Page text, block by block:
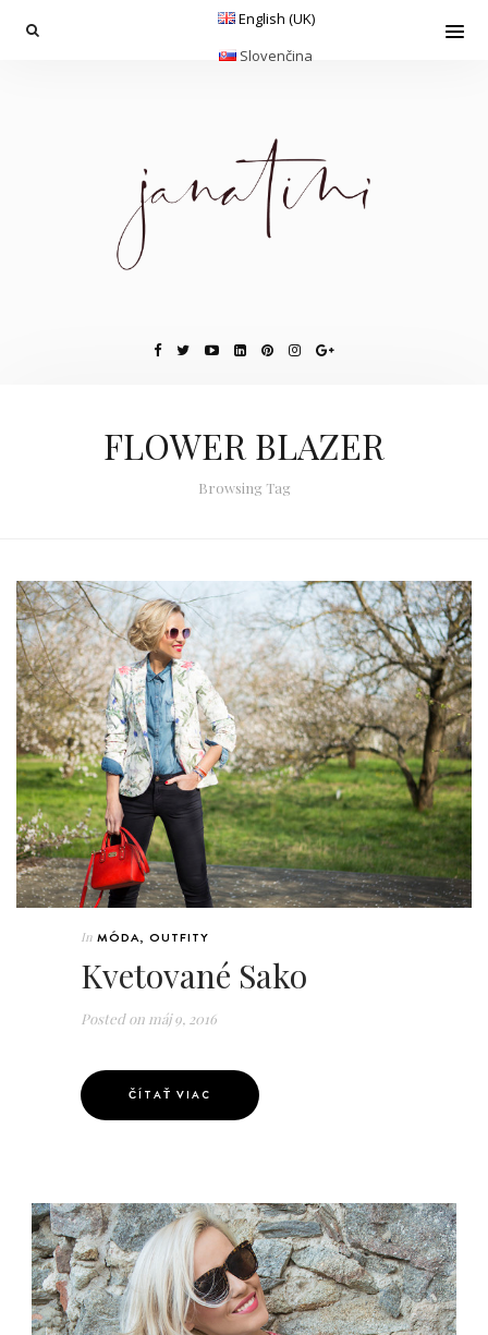
English (UK)
Slovenčina
FLOWER BLAZER
Browsing Tag
In MÓDA, OUTFITY
Kvetované Sako
Posted on máj 9, 2016
ČÍTAŤ VIAC